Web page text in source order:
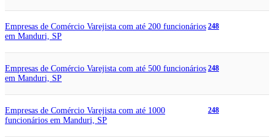
Empresas de Comércio Varejista com até 200 funcionários
em Manduri, SP
248
Empresas de Comércio Varejista com até 500 funcionários
em Manduri, SP
248
Empresas de Comércio Varejista com até 1000
funcionários em Manduri, SP
248